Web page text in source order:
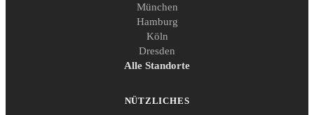
München
Hamburg
Köln
Dresden
Alle Standorte
NÜTZLICHES